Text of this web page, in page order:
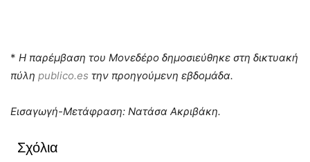
* Η παρέμβαση του Μονεδέρο δημοσιεύθηκε στη δικτυακή
πύλη publico.es την προηγούμενη εβδομάδα.
Εισαγωγή-Μετάφραση: Νατάσα Ακριβάκη.
Σχόλια